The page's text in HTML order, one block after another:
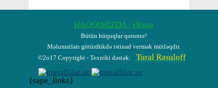
HAQQIMIZDA / Əlaqə
Bütün hüquqlar qorunur!
Məlumatları götürdükdə istinad vermək mütləqdir.
©2o17 Copyright - Texniki dəstək:
Tural Rasuloff
{sape_links}